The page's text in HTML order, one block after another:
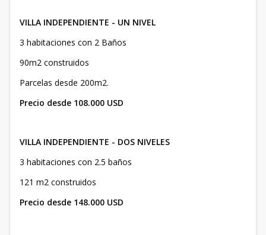
VILLA INDEPENDIENTE - UN NIVEL
3 habitaciones con 2 Baños
90m2 construidos
Parcelas desde 200m2.
Precio desde 108.000 USD
VILLA INDEPENDIENTE - DOS NIVELES
3 habitaciones con 2.5 baños
121 m2 construidos
Precio desde 148.000 USD